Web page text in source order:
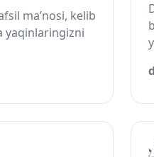
ma’nosi, kelib
yaqinlaringizni